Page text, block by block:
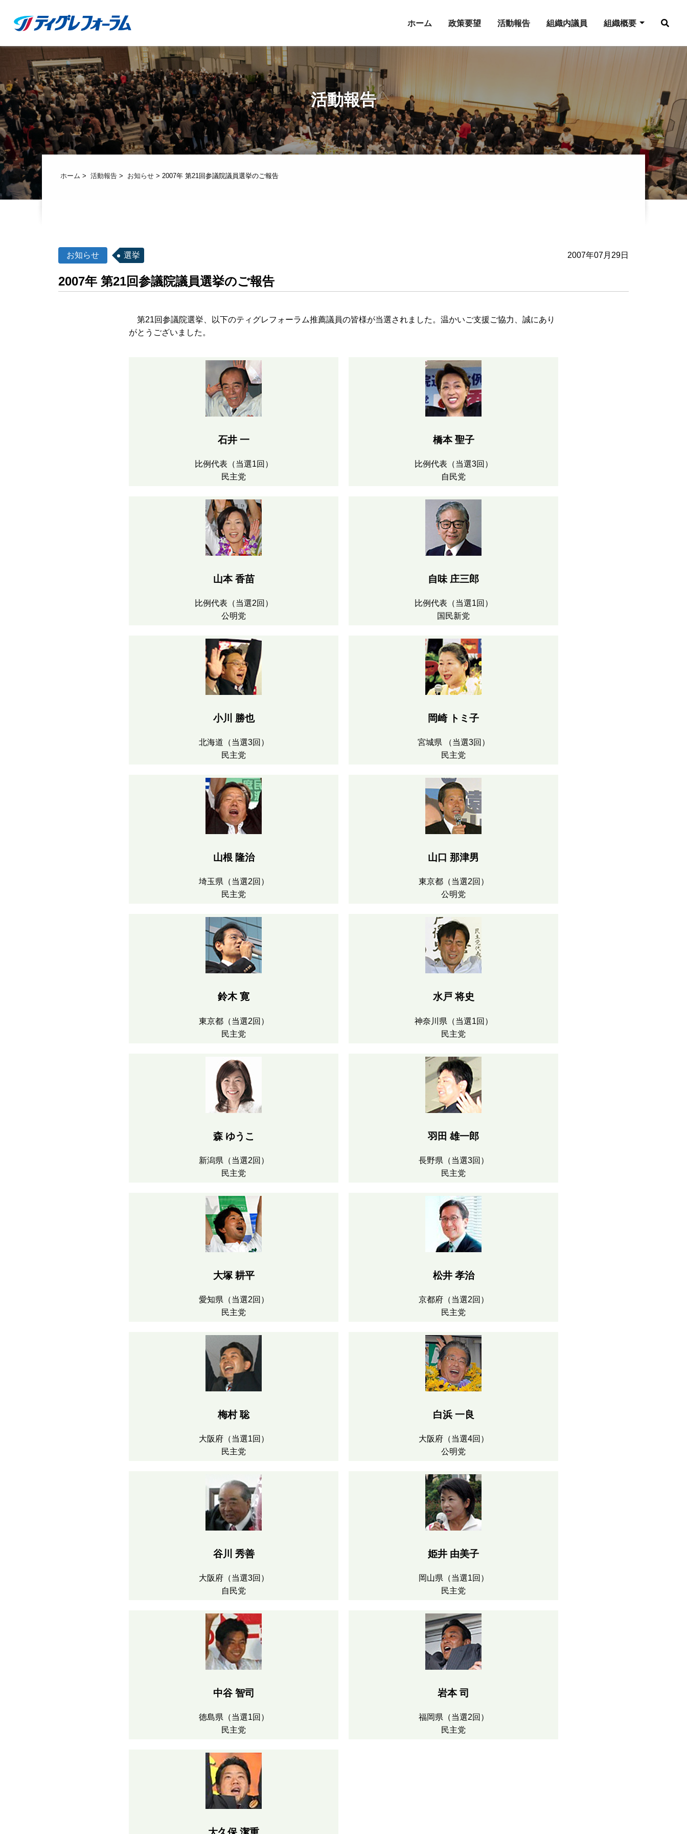
ホーム 政策要望 活動報告 組織内議員 組織概要
活動報告
ホーム >活動報告 > お知らせ > 2007年 第21回参議院議員選挙のご報告
お知らせ 選挙 2007年07月29日
2007年 第21回参議院議員選挙のご報告
第21回参議院選挙、以下のティグレフォーラム推薦議員の皆様が当選されました。温かいご支援ご協力、誠にあり
がとうございました。
石井 一
比例代表（当選1回）
民主党
橋本 聖子
比例代表（当選3回）
自民党
山本 香苗
比例代表（当選2回）
公明党
自味 庄三郎
比例代表（当選1回）
国民新党
小川 勝也
北海道（当選3回）
民主党
岡崎 トミ子
宮城県 （当選3回）
民主党
山根 隆治
埼玉県（当選2回）
民主党
山口 那津男
東京都（当選2回）
公明党
鈴木 寛
東京都（当選2回）
民主党
水戸 将史
神奈川県（当選1回）
民主党
森 ゆうこ
新潟県（当選2回）
民主党
羽田 雄一郎
長野県（当選3回）
民主党
大塚 耕平
愛知県（当選2回）
民主党
松井 孝治
京都府（当選2回）
民主党
梅村 聡
大阪府（当選1回）
民主党
白浜 一良
大阪府（当選4回）
公明党
谷川 秀善
大阪府（当選3回）
自民党
姫井 由美子
岡山県（当選1回）
民主党
中谷 智司
徳島県（当選1回）
民主党
岩本 司
福岡県（当選2回）
民主党